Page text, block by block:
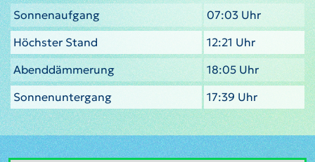
Sonnenaufgang
07:03 Uhr
Höchster Stand
12:21 Uhr
Abenddämmerung
18:05 Uhr
Sonnenuntergang
17:39 Uhr